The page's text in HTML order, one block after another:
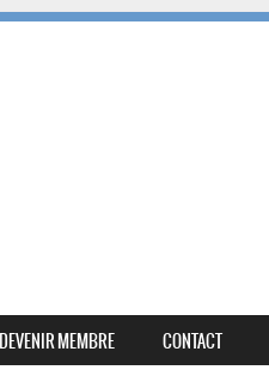
DEVENIR MEMBRE CONTACT